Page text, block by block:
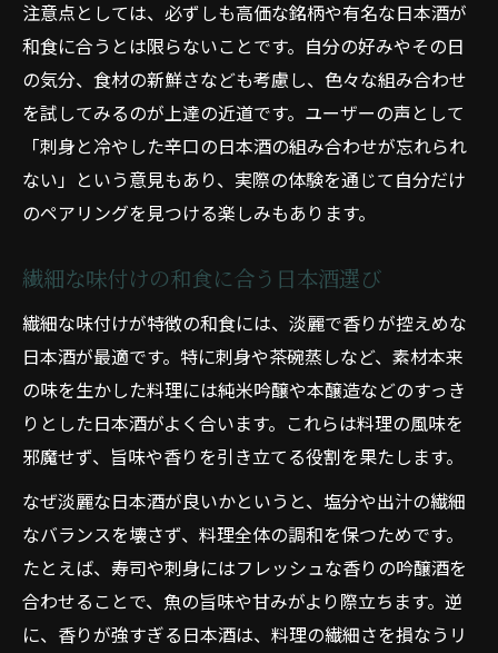
注意点としては、必ずしも高価な銘柄や有名な日本酒が
和食に合うとは限らないことです。自分の好みやその日
の気分、食材の新鮮さなども考慮し、色々な組み合わせ
を試してみるのが上達の近道です。ユーザーの声として
「刺身と冷やした辛口の日本酒の組み合わせが忘れられ
ない」という意見もあり、実際の体験を通じて自分だけ
のペアリングを見つける楽しみもあります。
繊細な味付けの和食に合う日本酒選び
繊細な味付けが特徴の和食には、淡麗で香りが控えめな
日本酒が最適です。特に刺身や茶碗蒸しなど、素材本来
の味を生かした料理には純米吟醸や本醸造などのすっき
りとした日本酒がよく合います。これらは料理の風味を
邪魔せず、旨味や香りを引き立てる役割を果たします。
なぜ淡麗な日本酒が良いかというと、塩分や出汁の繊細
なバランスを壊さず、料理全体の調和を保つためです。
たとえば、寿司や刺身にはフレッシュな香りの吟醸酒を
合わせることで、魚の旨味や甘みがより際立ちます。逆
に、香りが強すぎる日本酒は、料理の繊細さを損なうリ